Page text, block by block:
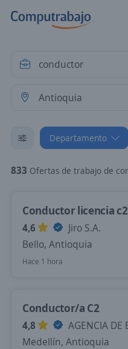
Departamento
833 Ofertas de trabajo de
Conductor licencia c2
4,6
Jiro S.A.
Bello, Antioquia
Hace 1 hora
Conductor/a C2
4,8
AGENCIA DE
Medellín, Antioquia